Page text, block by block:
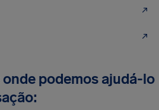
podemos ajudá-lo